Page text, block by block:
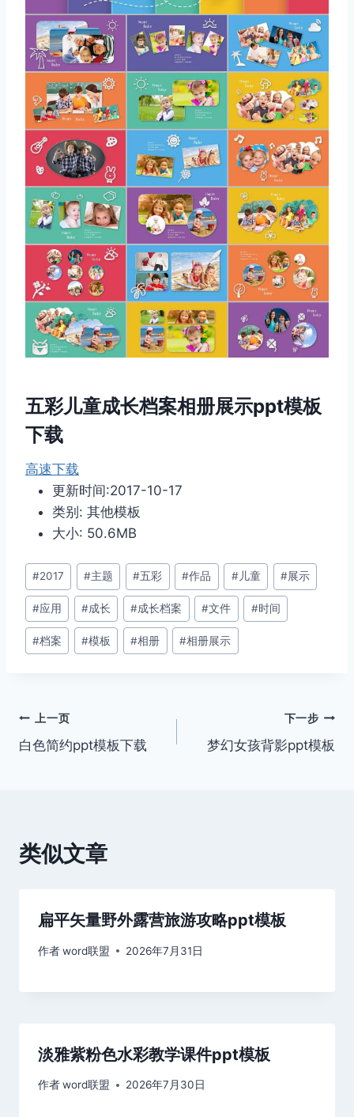
五彩儿童成长档案相册展示ppt模板
下载
高速下载
更新时间:2017-10-17
类别: 其他模板
大小: 50.6MB
文
章
标
签：
#2017 #主题 #五彩 #作品 #儿童 #展示
#应用 #成长 #成长档案 #文件 #时间
#档案 #模板 #相册 #相册展示
文
章
上一页
白色简约ppt模板下载
下一步
梦幻女孩背影ppt模板
类似文章
扁平矢量野外露营旅游攻略ppt模板
作者word联盟 2026年7月31日
淡雅紫粉色水彩教学课件ppt模板
作者word联盟 2026年7月30日